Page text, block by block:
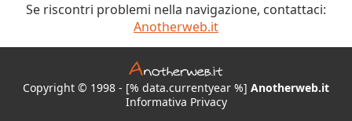
Se riscontri problemi nella navigazione, contattaci:
Anotherweb.it
Copyright © 1998 - [% data.currentyear %] Anotherweb.it
Informativa Privacy